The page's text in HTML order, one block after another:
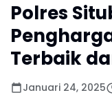
Polres
Terbaik
Januari 24, 2025